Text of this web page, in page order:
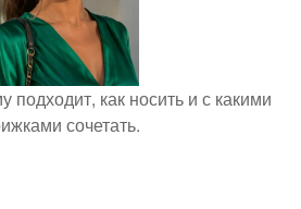
подходит, как носить и с какими
сочетать.